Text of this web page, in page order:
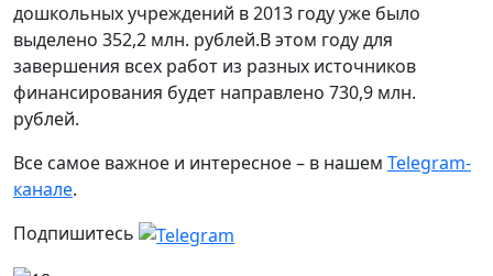
дошкольных учреждений в 2013 году уже было
выделено 352,2 млн. рублей.В этом году для
завершения всех работ из разных источников
финансирования будет направлено 730,9 млн.
рублей.
Все самое важное и интересное – в нашем Telegram-
канале.
Подпишитесь